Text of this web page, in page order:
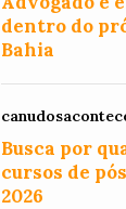
dentro do
Bahia
Busca por
cursos de
2026